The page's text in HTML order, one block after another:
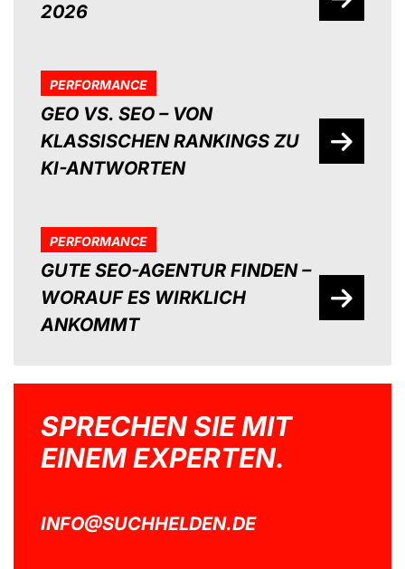
2026
PERFORMANCE
GEO VS. SEO – VON
KLASSISCHEN RANKINGS ZU
KI-ANTWORTEN
PERFORMANCE
GUTE SEO-AGENTUR FINDEN –
WORAUF ES WIRKLICH
ANKOMMT
SPRECHEN SIE MIT
EINEM EXPERTEN.
INFO@SUCHHELDEN.DE